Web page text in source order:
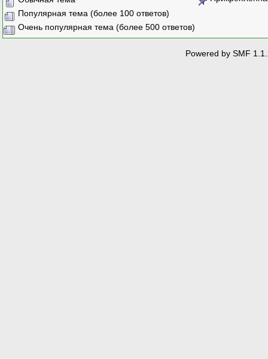
Популярная тема (более 100 ответов)
Очень популярная тема (более 500 ответов)
Powered by SMF